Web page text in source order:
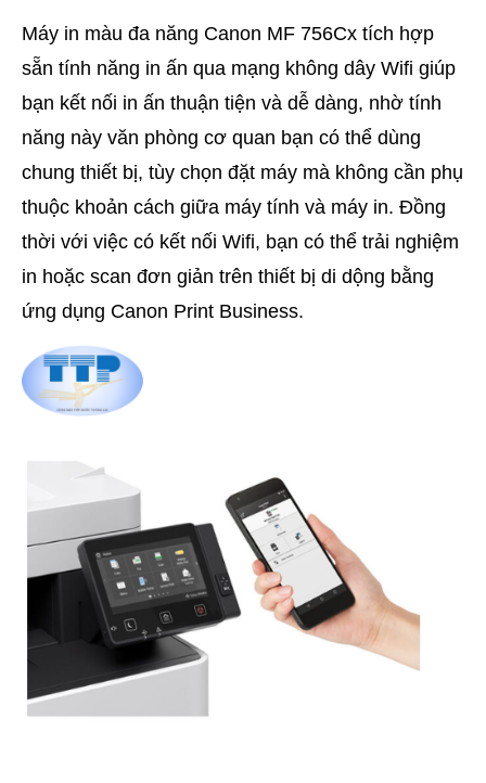
Máy in màu đa năng Canon MF 756Cx tích hợp
sẵn tính năng in ấn qua mạng không dây Wifi giúp
bạn kết nối in ấn thuận tiện và dễ dàng, nhờ tính
năng này văn phòng cơ quan bạn có thể dùng
chung thiết bị, tùy chọn đặt máy mà không cần phụ
thuộc khoản cách giữa máy tính và máy in. Đồng
thời với việc có kết nối Wifi, bạn có thể trải nghiệm
in hoặc scan đơn giản trên thiết bị di dộng bằng
ứng dụng Canon Print Business.